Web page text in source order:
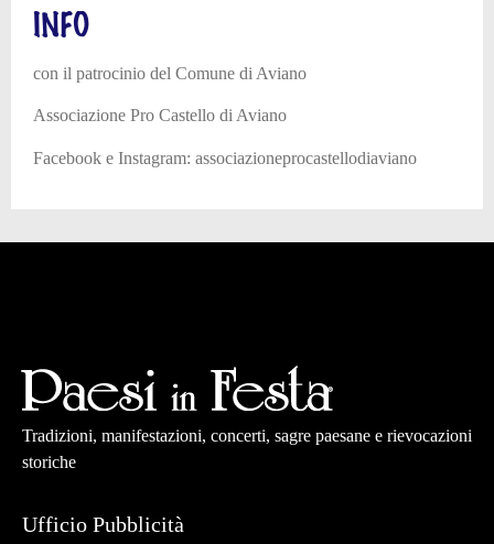
INFO
con il patrocinio del Comune di Aviano
Associazione Pro Castello di Aviano
Facebook e Instagram: associazioneprocastellodiaviano
Tradizioni, manifestazioni, concerti, sagre paesane e rievocazioni
storiche
Ufficio Pubblicità